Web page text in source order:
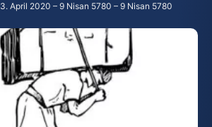
3. April 2020 – 9 Nisan 5780 – 9 Nisan 5780